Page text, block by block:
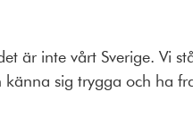
är inte vårt Sverige. Vi
sig trygga och ha